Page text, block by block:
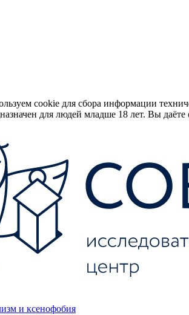
cookie для сбора информации
для людей младше 18 лет. Вы даёте
и ксенофобия